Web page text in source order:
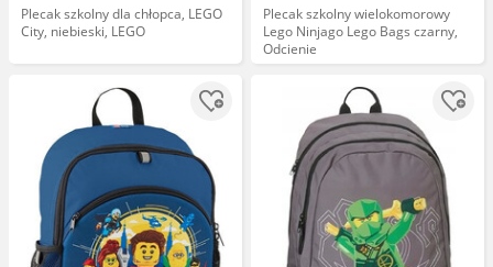
Plecak szkolny dla chłopca, LEGO
City, niebieski, LEGO
Plecak szkolny wielokomorowy
Lego Ninjago Lego Bags czarny,
Odcienie